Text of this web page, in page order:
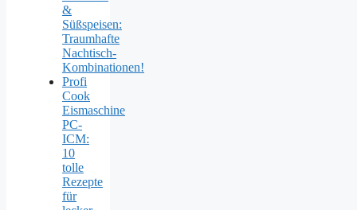
&
Süßspeisen:
Traumhafte
Nachtisch-
Kombinationen!
Profi
Cook
Eismaschine
PC-
ICM:
10
tolle
Rezepte
für